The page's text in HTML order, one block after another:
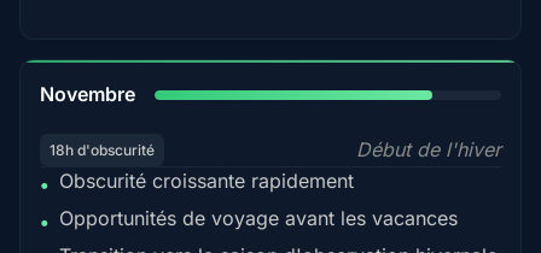
Novembre
18h d'obscurité
Début de l'hiver
• Obscurité croissante rapidement
• Opportunités de voyage avant les vacances